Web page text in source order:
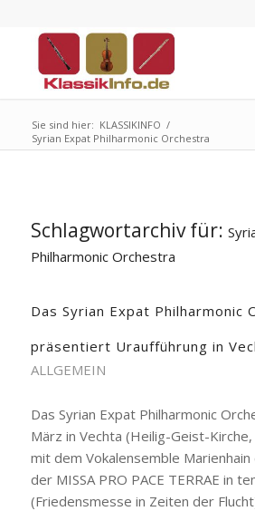
Sie sind hier: KLASSIKINFO /
Syrian Expat Philharmonic Orchestra
Schlagwortarchiv für:
Philharmonic Orchestra
Das Syrian Expat Philharmonic
präsentiert Uraufführung in
ALLGEMEIN
Das Syrian Expat Philharmonic
März in Vechta (Heilig-Geist-
mit dem Vokalensemble
der MISSA PRO PACE TERRAE in
(Friedensmesse in Zeiten der